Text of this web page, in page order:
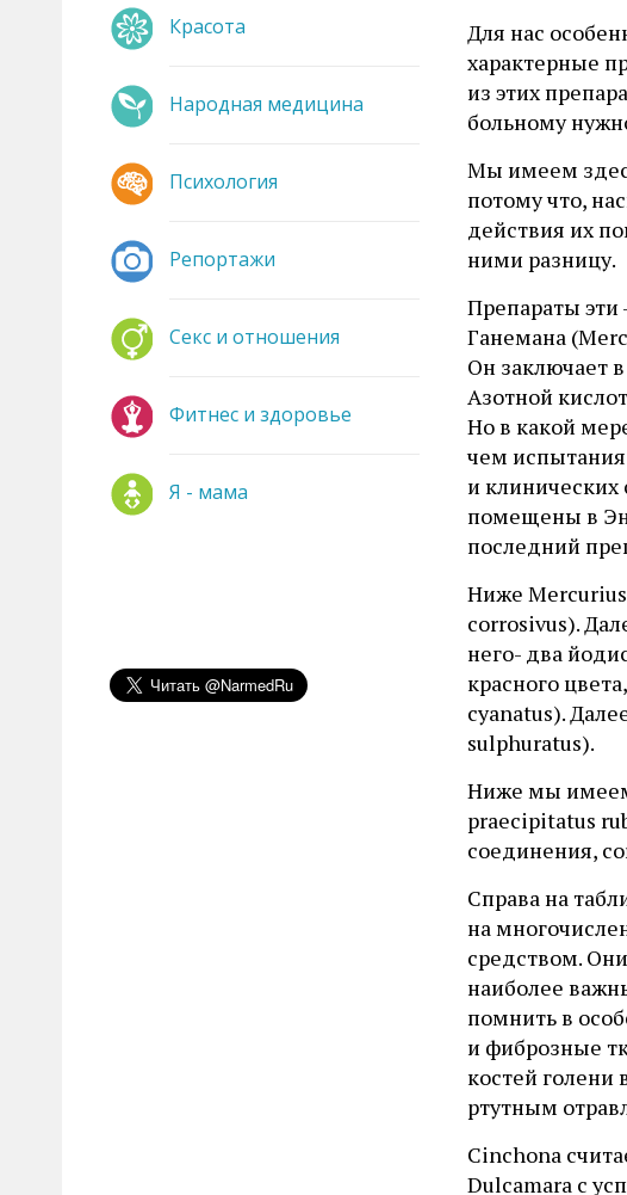
Для нас
характерные
из этих
больному
Мы имеем
потому что,
действия их
ними разницу.
Препараты эти
Ганемана
Он заключает
Азотной
Но в какой
чем испытания
и
помещены в
последний
Ниже
corrosivus).
него- два
красного
cyanatus).
sulphuratus).
Ниже мы имеем
praecipitatus
соединения,
Справа на
на
средством.
наиболее
помнить в
и фиброзные
костей голени
ртутным
Cinchona
Dulcamara с
Красота
Народная медицина
Психология
Репортажи
Секс и отношения
Фитнес и здоровье
Я - мама